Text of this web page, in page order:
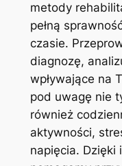
metody
pełną
czasie.
diagnozę,
wpływające na
pod uwagę nie
również
aktywności,
napięcia. Dzięki